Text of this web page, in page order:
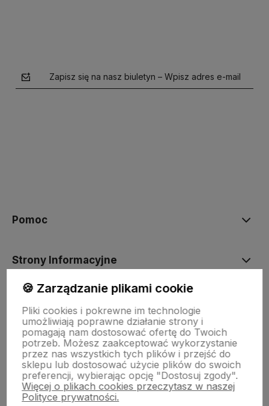
Zapisz się na nasz biuletyn – Wpisz adres e-mail
Pomoc
Strony Informacyjne
O firmie
🍪 Zarządzanie plikami cookie
Pliki cookies i pokrewne im technologie
umożliwiają poprawne działanie strony i
pomagają nam dostosować ofertę do Twoich
potrzeb. Możesz zaakceptować wykorzystanie
przez nas wszystkich tych plików i przejść do
sklepu lub dostosować użycie plików do swoich
preferencji, wybierając opcję "Dostosuj zgody".
Więcej o plikach cookies przeczytasz w naszej
Polityce prywatności.